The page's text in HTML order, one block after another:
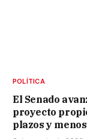
POLÍTICA
El Senado
proyecto
plazos y